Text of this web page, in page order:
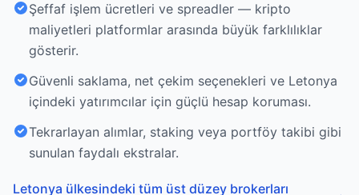
Şeffaf işlem ücretleri ve spreadler — kripto
maliyetleri platformlar arasında büyük farklılıklar
gösterir.
Güvenli saklama, net çekim seçenekleri ve Letonya
içindeki yatırımcılar için güçlü hesap koruması.
Tekrarlayan alımlar, staking veya portföy takibi gibi
sunulan faydalı ekstralar.
Letonya ülkesindeki tüm üst düzey brokerları